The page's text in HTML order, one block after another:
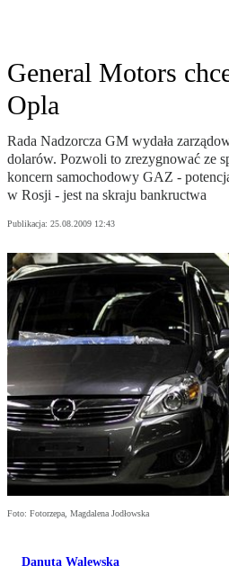
General Motors
Opla
Rada Nadzorcza GM wydała
dolarów. Pozwoli to zrezygnować ze
koncern samochodowy GAZ -
w Rosji - jest na skraju bankructwa
Publikacja: 25.08.2009 12:43
Foto: Fotorzepa, Magdalena Jodłowska
Danuta Walewska